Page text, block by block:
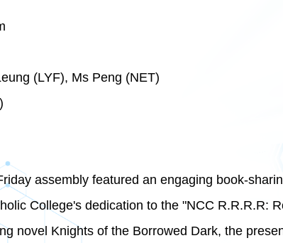
(LYF), Ms Peng (NET)
assembly featured an engaging book-
College's dedication to the "NCC R.R.R.R:
novel Knights of the Borrowed Dark, the